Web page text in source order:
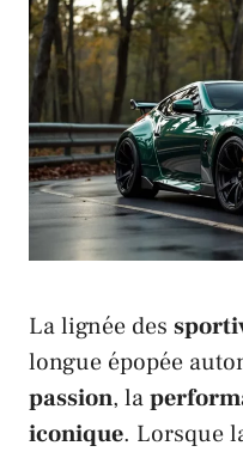
La lignée des
longue épopée
passion, la
iconique. Lorsque